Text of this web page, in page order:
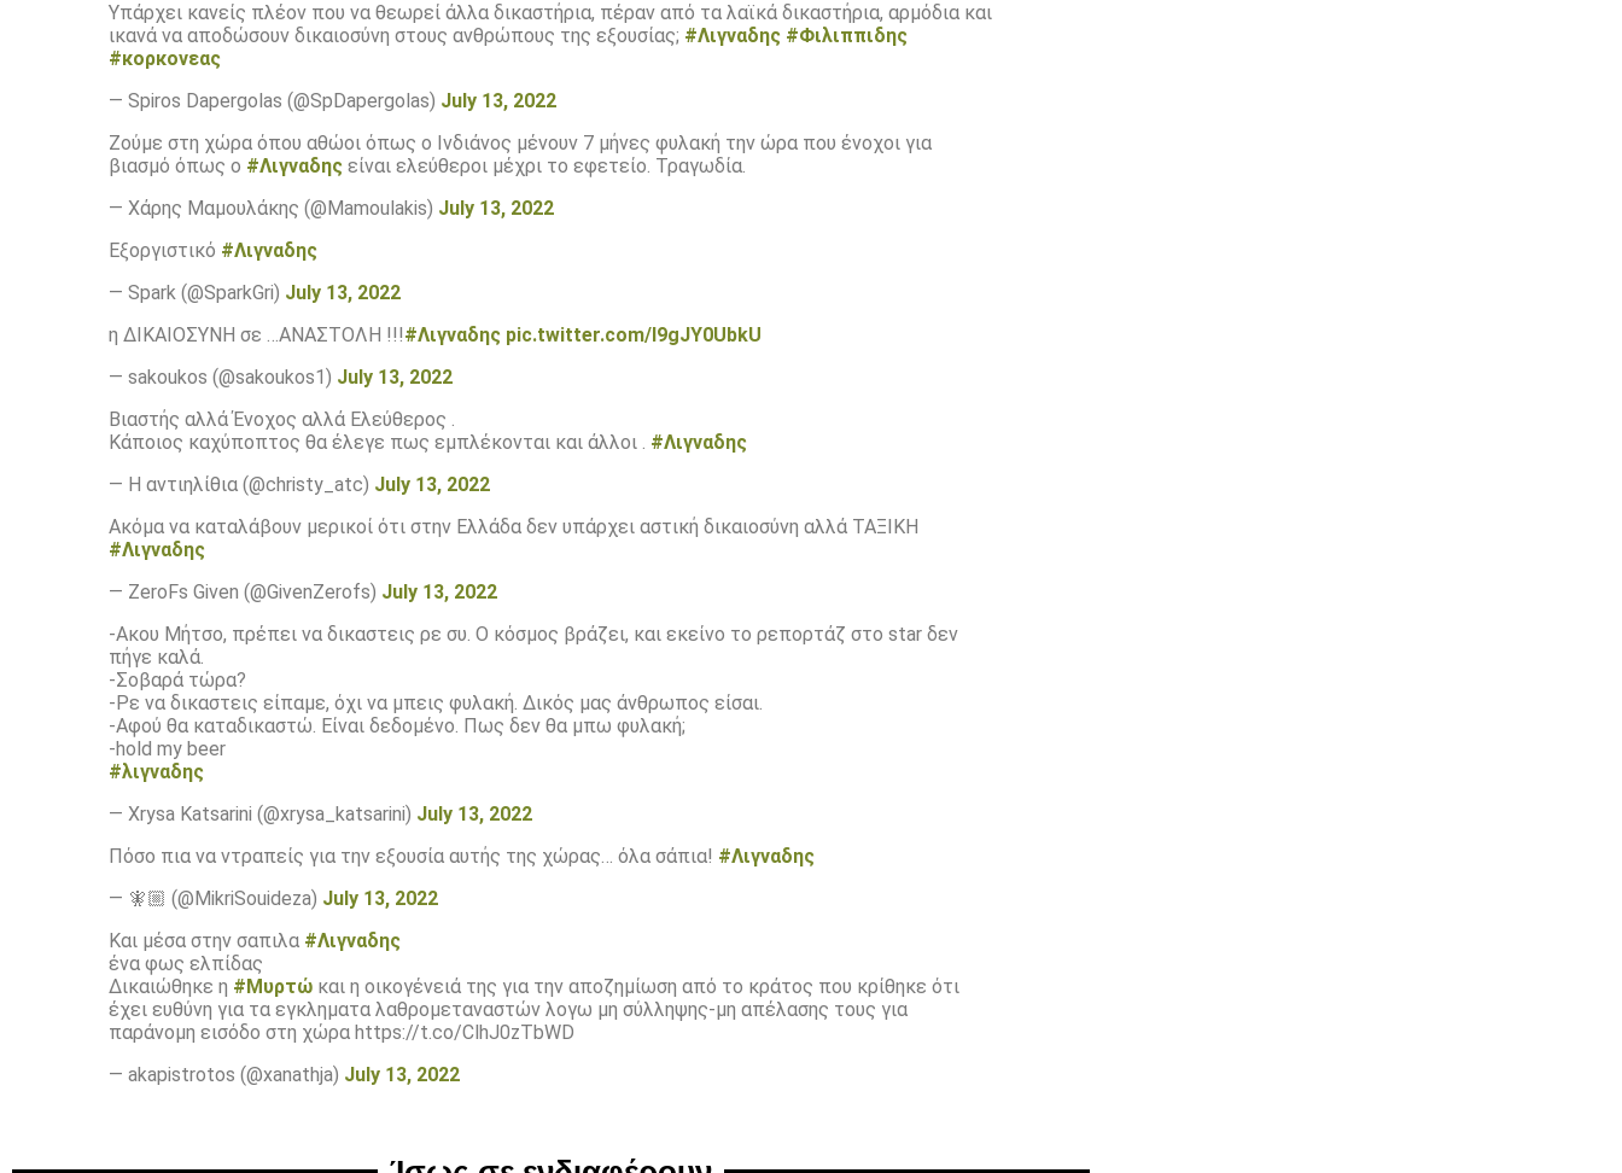
Υπάρχει κανείς πλέον που να θεωρεί άλλα δικαστήρια, πέραν από τα λαϊκά δικαστήρια, αρμόδια και
ικανά να αποδώσουν δικαιοσύνη στους ανθρώπους της εξουσίας; #Λιγναδης #Φιλιππιδης
#κορκονεας
— Spiros Dapergolas (@SpDapergolas) July 13, 2022
Ζούμε στη χώρα όπου αθώοι όπως ο Ινδιάνος μένουν 7 μήνες φυλακή την ώρα που ένοχοι για
βιασμό όπως ο #Λιγναδης είναι ελεύθεροι μέχρι το εφετείο. Τραγωδία.
— Χάρης Μαμουλάκης (@Mamoulakis) July 13, 2022
Εξοργιστικό #Λιγναδης
— Spark (@SparkGri) July 13, 2022
η ΔΙΚΑΙΟΣΥΝΗ σε …ΑΝΑΣΤΟΛΗ !!!#Λιγναδης pic.twitter.com/I9gJY0UbkU
— sakoukos (@sakoukos1) July 13, 2022
Βιαστής αλλά Ένοχος αλλά Ελεύθερος .
Κάποιος καχύποπτος θα έλεγε πως εμπλέκονται και άλλοι . #Λιγναδης
— Η αντιηλίθια (@christy_atc) July 13, 2022
Ακόμα να καταλάβουν μερικοί ότι στην Ελλάδα δεν υπάρχει αστική δικαιοσύνη αλλά ΤΑΞΙΚΗ
#Λιγναδης
— ZeroFs Given (@GivenZerofs) July 13, 2022
-Ακου Μήτσο, πρέπει να δικαστεις ρε συ. Ο κόσμος βράζει, και εκείνο το ρεπορτάζ στο star δεν
πήγε καλά.
-Σοβαρά τώρα?
-Ρε να δικαστεις είπαμε, όχι να μπεις φυλακή. Δικός μας άνθρωπος είσαι.
-Aφού θα καταδικαστώ. Είναι δεδομένο. Πως δεν θα μπω φυλακή;
-hold my beer
#λιγναδης
— Xrysa Katsarini (@xrysa_katsarini) July 13, 2022
Πόσο πια να ντραπείς για την εξουσία αυτής της χώρας… όλα σάπια! #Λιγναδης
— 🧚🏼 (@MikriSouideza) July 13, 2022
Και μέσα στην σαπιλα #Λιγναδης
ένα φως ελπίδας
Δικαιώθηκε η #Μυρτώ και η οικογένειά της για την αποζημίωση από το κράτος που κρίθηκε ότι
έχει ευθύνη για τα εγκληματα λαθρομεταναστών λογω μη σύλληψης-μη απέλασης τους για
παράνομη εισόδο στη χώρα https://t.co/ClhJ0zTbWD
— akapistrotos (@xanathja) July 13, 2022